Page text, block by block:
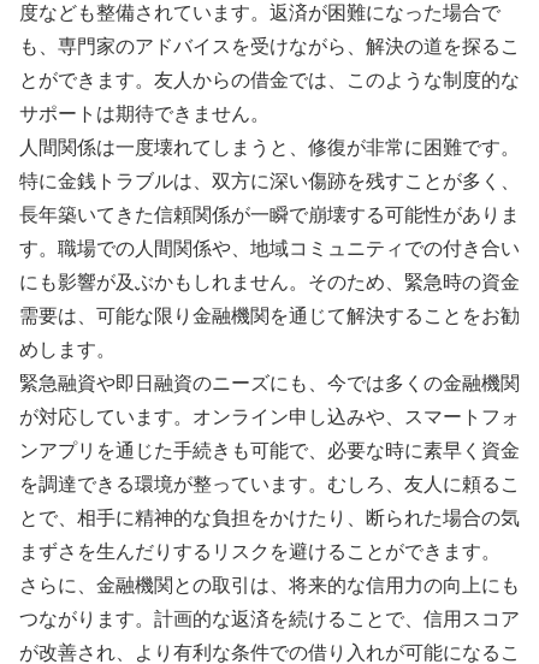
度なども整備されています。返済が困難になった場合で
も、専門家のアドバイスを受けながら、解決の道を探るこ
とができます。友人からの借金では、このような制度的な
サポートは期待できません。
人間関係は一度壊れてしまうと、修復が非常に困難です。
特に金銭トラブルは、双方に深い傷跡を残すことが多く、
長年築いてきた信頼関係が一瞬で崩壊する可能性がありま
す。職場での人間関係や、地域コミュニティでの付き合い
にも影響が及ぶかもしれません。そのため、緊急時の資金
需要は、可能な限り金融機関を通じて解決することをお勧
めします。
緊急融資や即日融資のニーズにも、今では多くの金融機関
が対応しています。オンライン申し込みや、スマートフォ
ンアプリを通じた手続きも可能で、必要な時に素早く資金
を調達できる環境が整っています。むしろ、友人に頼るこ
とで、相手に精神的な負担をかけたり、断られた場合の気
まずさを生んだりするリスクを避けることができます。
さらに、金融機関との取引は、将来的な信用力の向上にも
つながります。計画的な返済を続けることで、信用スコア
が改善され、より有利な条件での借り入れが可能になるこ